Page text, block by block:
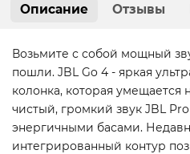
Описание Отзывы
Возьмите с собой мощный
пошли. JBL Go 4 - яркая
колонка, которая умещается
чистый, громкий звук JBL
энергичными басами.
интегрированный контур